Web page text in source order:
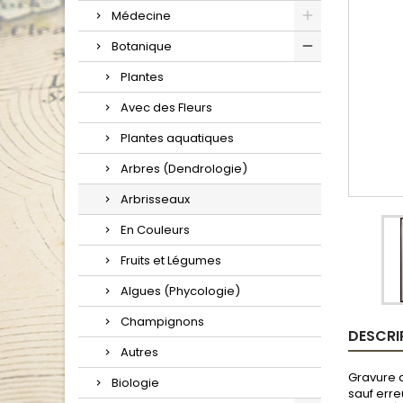
Médecine
Botanique
Plantes
Avec des Fleurs
Plantes aquatiques
Arbres (Dendrologie)
Arbrisseaux
En Couleurs
Fruits et Légumes
Algues (Phycologie)
Champignons
Autres
Biologie
Gravure
sauf